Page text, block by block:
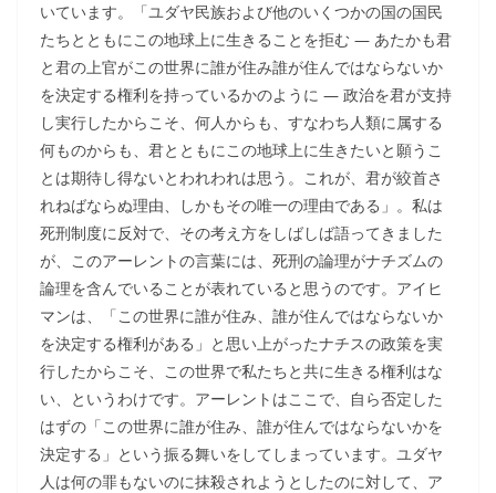
いています。「ユダヤ民族および他のいくつかの国の国民
たちとともにこの地球上に生きることを拒む ― あたかも君
と君の上官がこの世界に誰が住み誰が住んではならないか
を決定する権利を持っているかのように ― 政治を君が支持
し実行したからこそ、何人からも、すなわち人類に属する
何ものからも、君とともにこの地球上に生きたいと願うこ
とは期待し得ないとわれわれは思う。これが、君が絞首さ
れねばならぬ理由、しかもその唯一の理由である」。私は
死刑制度に反対で、その考え方をしばしば語ってきました
が、このアーレントの言葉には、死刑の論理がナチズムの
論理を含んでいることが表れていると思うのです。アイヒ
マンは、「この世界に誰が住み、誰が住んではならないか
を決定する権利がある」と思い上がったナチスの政策を実
行したからこそ、この世界で私たちと共に生きる権利はな
い、というわけです。アーレントはここで、自ら否定した
はずの「この世界に誰が住み、誰が住んではならないかを
決定する」という振る舞いをしてしまっています。ユダヤ
人は何の罪もないのに抹殺されようとしたのに対して、ア